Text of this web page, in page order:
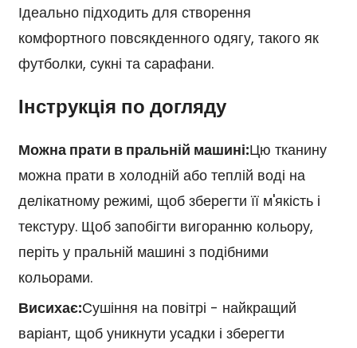
Ідеально підходить для створення
комфортного повсякденного одягу, такого як
футболки, сукні та сарафани.
Інструкція по догляду
Можна прати в пральній машині:Цю тканину
можна прати в холодній або теплій воді на
делікатному режимі, щоб зберегти її м'якість і
текстуру. Щоб запобігти вигоранню кольору,
періть у пральній машині з подібними
кольорами.
Висихає:Сушіння на повітрі - найкращий
варіант, щоб уникнути усадки і зберегти